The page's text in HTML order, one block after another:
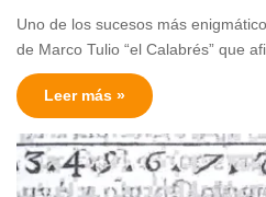
Uno de los sucesos más
de Marco Tulio “el Calabrés” que
Leer más »